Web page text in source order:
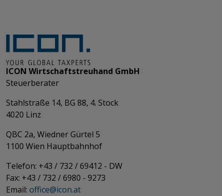
ICON Wirtschaftstreuhand GmbH
Steuerberater
Stahlstraße 14, BG 88, 4. Stock
4020 Linz
QBC 2a, Wiedner Gürtel 5
​​​​​​​1100 Wien Hauptbahnhof
Telefon: +43 / 732 / 69412 - DW
Fax: +43 / 732 / 6980 - 9273
​​​​​​​Email: office@­icon.at